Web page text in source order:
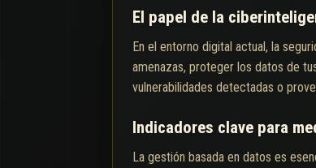
El papel de la
En el entorno digital actual, la
amenazas, proteger los datos de
vulnerabilidades detectadas o
Indicadores clave para
La gestión basada en datos es